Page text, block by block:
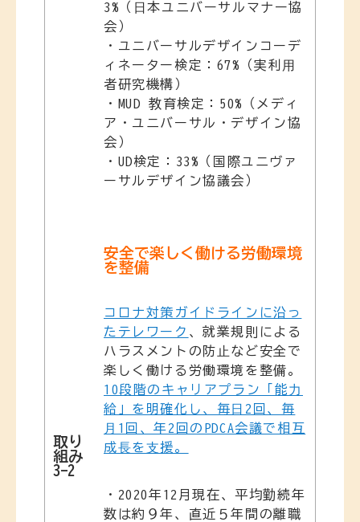
3%（⽇本ユニバーサルマナー協
会）
・ユニバーサルデザインコーデ
ィネーター検定：67%（実利⽤
者研究機構）
・MUD 教育検定：50%（メディ
ア・ユニバーサル・デザイン協
会）
・UD検定：33%（国際ユニヴァ
ーサルデザイン協議会）
取り
組み
3-2
安全で楽しく働ける労働環境
を整備
コロナ対策ガイドラインに沿っ
たテレワーク 、就業規則による
ハラスメントの防⽌など安全で
楽しく働ける労働環境を整備。
10段階のキャリアプラン「能⼒
給」を明確化し、毎⽇2回、毎
⽉1回、年2回のPDCA会議で相互
成⻑を⽀援。
・2020年12月現在、平均勤続年
数は約９年、直近５年間の離職